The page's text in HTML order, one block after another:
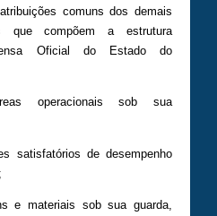
comuns dos demais
que compõem a estrutura
Oficial do Estado do
operacionais sob sua
satisfatórios de desempenho
e materiais sob sua guarda,